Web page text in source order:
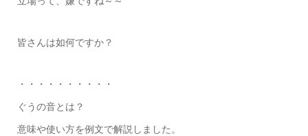
皆さんは如何ですか？
・・・・・・・・・・
ぐうの音とは？
意味や使い方を例文で解説しました。